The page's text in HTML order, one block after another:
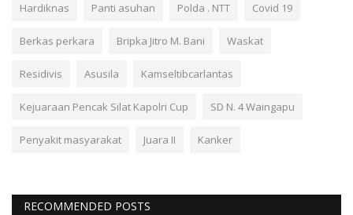
Hardiknas Panti asuhan Polda . NTT Covid 19
Berkas perkara Bripka Jitro M. Bani Waskat
Residivis Asusila Kamseltibcarlantas
Kejuaraan Pencak Silat Kapolri Cup SD N. 4 Waingapu
Penyakit masyarakat Juara II Kanker
RECOMMENDED POSTS